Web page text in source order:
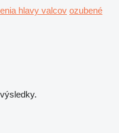
hlavy valcov ozubené